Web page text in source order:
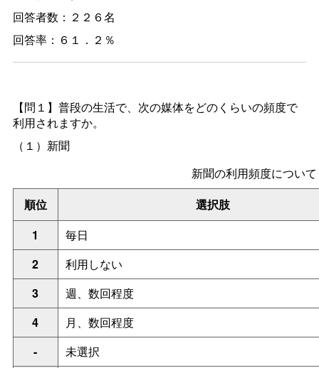
回答者数：２２６名
回答率：６１．２％
【問１】 普段の生活で、次の媒体をどのくらいの頻度で
利用されますか。
（１）新聞
新聞の利用頻度について
順位
選択肢
1
毎日
2
利用しない
3
週、数回程度
4
月、数回程度
-
未選択